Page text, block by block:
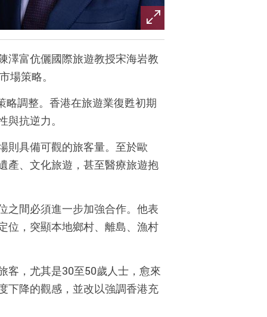
澤富伉儷國際旅遊教授宋海岩教
場策略。
略調整。香港在旅遊業復甦初期
抗逆力。
則具備可觀的旅客量。至於歐
產、文化旅遊，甚至醫療旅遊抱
之間必須進一步加強合作。他表
位，突顯本地鄉村、離島、漁村
客，尤其是30至50歲人士，愈來
下降的觀感，並改以強調香港充